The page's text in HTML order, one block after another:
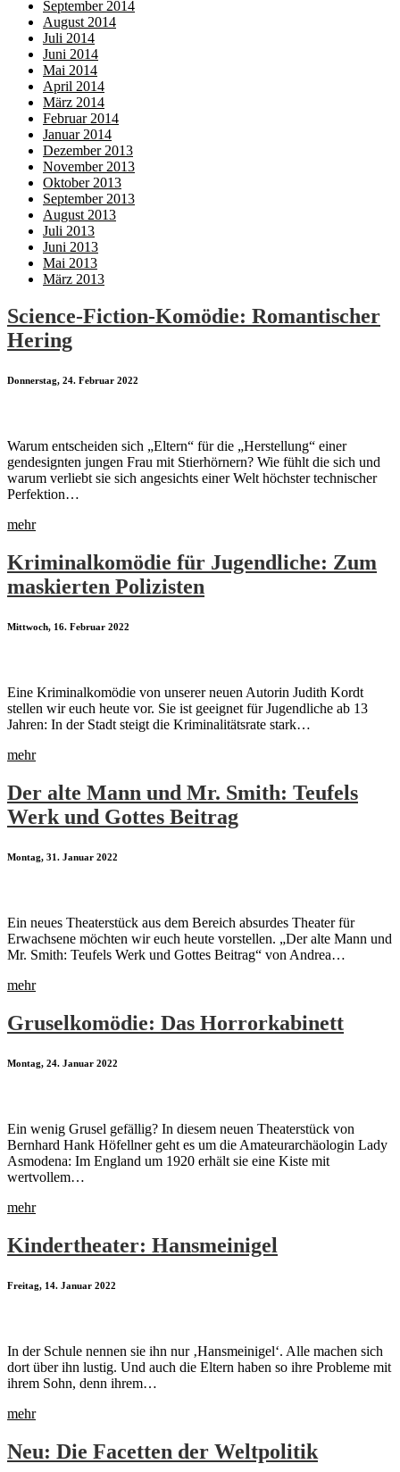
September 2014
August 2014
Juli 2014
Juni 2014
Mai 2014
April 2014
März 2014
Februar 2014
Januar 2014
Dezember 2013
November 2013
Oktober 2013
September 2013
August 2013
Juli 2013
Juni 2013
Mai 2013
März 2013
Science-Fiction-Komödie: Romantischer
Hering
Donnerstag, 24. Februar 2022
Warum entscheiden sich „Eltern“ für die „Herstellung“ einer
gendesignten jungen Frau mit Stierhörnern? Wie fühlt die sich und
warum verliebt sie sich angesichts einer Welt höchster technischer
Perfektion…
mehr
Kriminalkomödie für Jugendliche: Zum
maskierten Polizisten
Mittwoch, 16. Februar 2022
Eine Kriminalkomödie von unserer neuen Autorin Judith Kordt
stellen wir euch heute vor. Sie ist geeignet für Jugendliche ab 13
Jahren: In der Stadt steigt die Kriminalitätsrate stark…
mehr
Der alte Mann und Mr. Smith: Teufels
Werk und Gottes Beitrag
Montag, 31. Januar 2022
Ein neues Theaterstück aus dem Bereich absurdes Theater für
Erwachsene möchten wir euch heute vorstellen. „Der alte Mann und
Mr. Smith: Teufels Werk und Gottes Beitrag“ von Andrea…
mehr
Gruselkomödie: Das Horrorkabinett
Montag, 24. Januar 2022
Ein wenig Grusel gefällig? In diesem neuen Theaterstück von
Bernhard Hank Höfellner geht es um die Amateurarchäologin Lady
Asmodena: Im England um 1920 erhält sie eine Kiste mit
wertvollem…
mehr
Kindertheater: Hansmeinigel
Freitag, 14. Januar 2022
In der Schule nennen sie ihn nur ‚Hansmeinigel‘. Alle machen sich
dort über ihn lustig. Und auch die Eltern haben so ihre Probleme mit
ihrem Sohn, denn ihrem…
mehr
Neu: Die Facetten der Weltpolitik